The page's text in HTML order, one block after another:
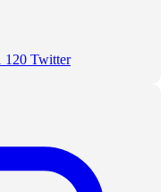
120 Twitter